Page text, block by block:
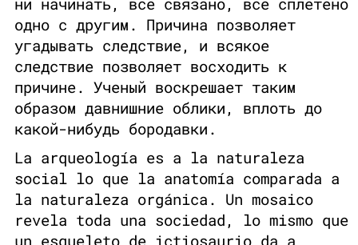
одно с другим. Причина позволяет
угадывать следствие, и всякое
следствие позволяет восходить к
причине. Ученый воскрешает таким
образом давнишние облики, вплоть до
какой-нибудь бородавки.
La arqueología es a la naturaleza
social lo que la anatomía comparada a
la naturaleza orgánica. Un mosaico
revela toda una sociedad, lo mismo que
un esqueleto de ictiosaurio da a